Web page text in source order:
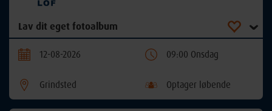
Lav dit eget fotoalbum
12-08-2026 09:00 Onsdag
Grindsted Optager løbende